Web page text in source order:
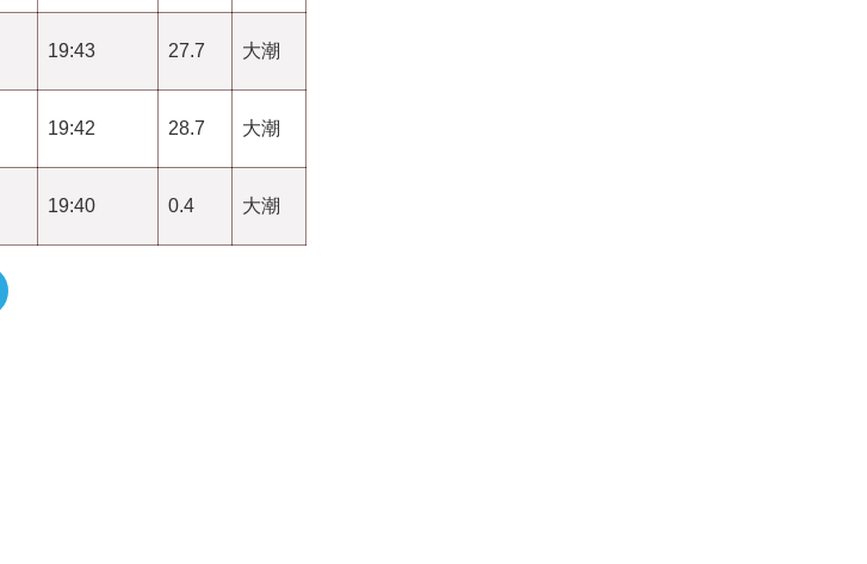
19:43 27.7 大潮
19:42 28.7 大潮
19:40 0.4 大潮